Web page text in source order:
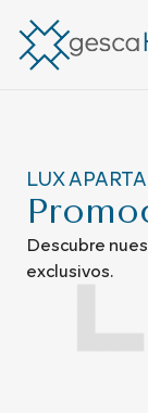
LUX
Descubre
exclusivos.